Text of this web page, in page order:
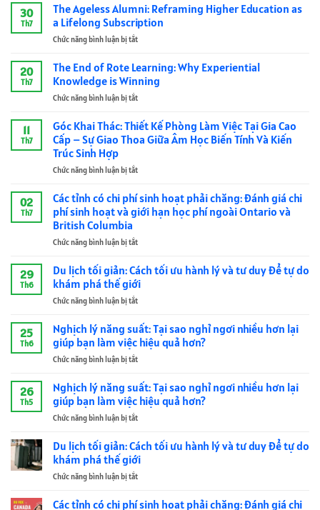
30
Th7
The Ageless Alumni: Reframing Higher Education as
a Lifelong Subscription
Chức năng bình luận bị tắt
Ageless
Alumni:
Reframing
as
a
20
Th7
The End of Rote Learning: Why Experiential
Knowledge is Winning
Chức năng bình luận bị tắt
End
Rote
Knowledge
is
Winning
11
Th7
Góc Khai Thác: Thiết Kế Phòng Làm Việc Tại Gia Cao
Cấp – Sự Giao Thoa Giữa Âm Học Biến Tính Và Kiến
Trúc Sinh Hợp
Chức năng bình luận bị tắt
Khai
Thác:
Thiết
Việc
Tại
Gia
–
Sự
Giao
Âm
Học
Kiến
Trúc
02
Th7
Các tỉnh có chi phí sinh hoạt phải chăng: Đánh giá chi
phí sinh hoạt và giới hạn học phí ngoài Ontario và
British Columbia
Chức năng bình luận bị tắt
tỉnh
có
chi
hoạt
phải
chăng:
chi
phí
giới
hạn
29
Th6
Du lịch tối giản: Cách tối ưu hành lý và tư duy để tự do
khám phá thế giới
Chức năng bình luận bị tắt
lịch
tối
giản:
ưu
hành
duy
để
phá
25
Th6
Nghịch lý năng suất: Tại sao nghỉ ngơi nhiều hơn lại
giúp bạn làm việc hiệu quả hơn?
Chức năng bình luận bị tắt
lý
năng
suất:
nghỉ
ngơi
giúp
26
Th5
Nghịch lý năng suất: Tại sao nghỉ ngơi nhiều hơn lại
giúp bạn làm việc hiệu quả hơn?
Chức năng bình luận bị tắt
lý
năng
suất:
nghỉ
Du lịch tối giản: Cách tối ưu hành lý và tư duy để tự do
khám phá thế giới
Chức năng bình luận bị tắt
lịch
Các tỉnh có chi phí sinh hoạt phải chăng: Đánh giá chi